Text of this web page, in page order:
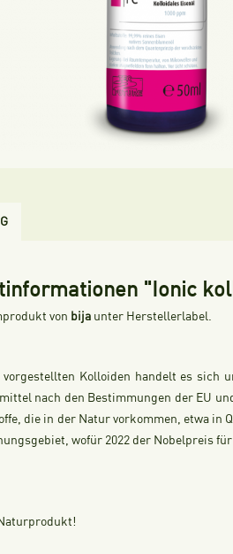
"Ionic
von bija unter Herstellerlabel.
vorgestellten Kolloiden handelt es sich
nach den Bestimmungen der EU
die in der Natur vorkommen, etwa in
wofür 2022 der Nobelpreis